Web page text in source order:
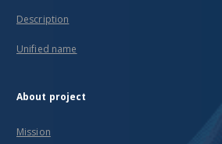
Description
Unified name
About project
Mission